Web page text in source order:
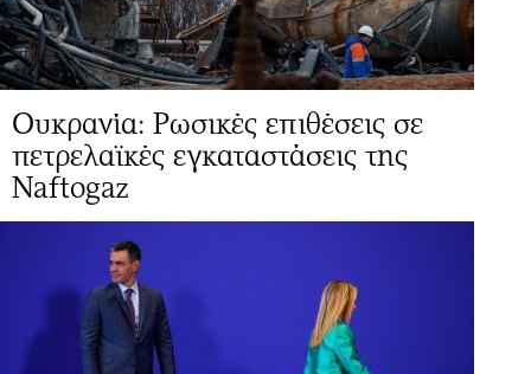
Ουκρανία: Ρωσικές επιθέσεις σε
πετρελαϊκές εγκαταστάσεις της
Naftogaz